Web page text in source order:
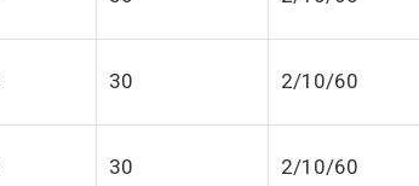
30 2/10/60
30 2/10/60